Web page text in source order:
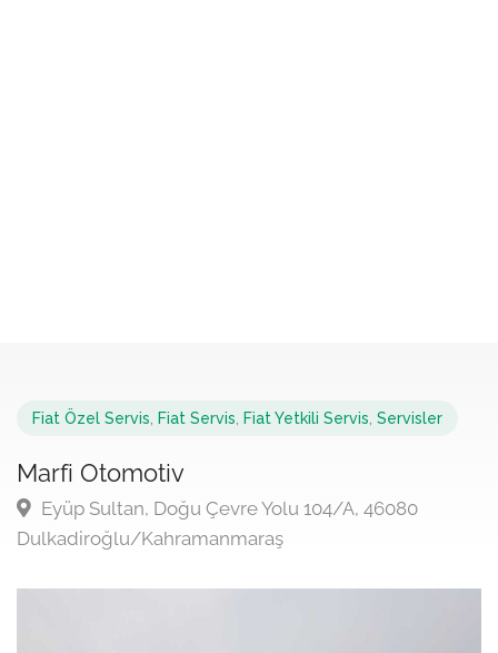
Fiat Özel Servis Fiat Servis Fiat Yetkili Servis Servisler
Marfi Otomotiv
Eyüp Sultan, Doğu Çevre Yolu 104/A, 46080
Dulkadiroğlu/Kahramanmaraş